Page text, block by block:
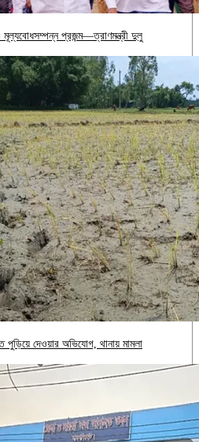
মূল্যবোধসম্পন্ন প্রজন্ম—ত্রাণমন্ত্রী দুলু
দেওয়ার অভিযোগ, থানায় মামলা